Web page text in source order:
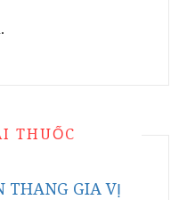
THUỐC
THANG GIA VỊ